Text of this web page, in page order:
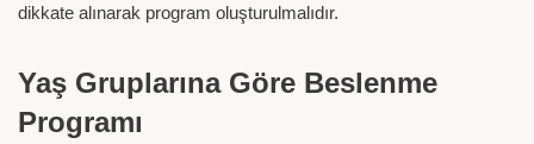
dikkate alınarak program oluşturulmalıdır.
Yaş Gruplarına Göre Beslenme
Programı